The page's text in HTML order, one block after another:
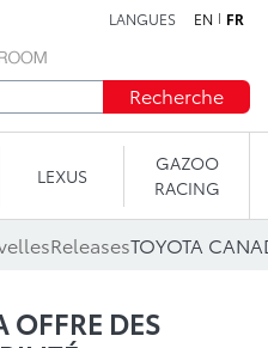
LANGUES EN FR
Recherche
LEXUS
GAZOO
RACING
Releases
DES